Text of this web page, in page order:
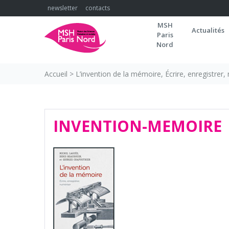
to
newsletter contacts
MSH
Paris
Nord
Actualités
Accueil > L’invention de la mémoire, Écrire, enregistrer,
INVENTION-MEMOIRE